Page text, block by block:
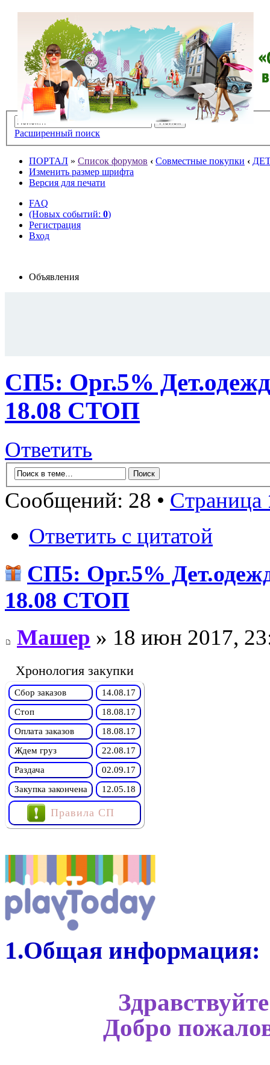
Расширенный поиск
ПОРТАЛ » Список форумов ‹ Совместные покупки ‹
Изменить размер шрифта
Версия для печати
FAQ
(Новых событий: 0)
Регистрация
Вход
Объявления
СП5: Орг.5%
18.08 СТОП
Ответить
Сообщений: 28 • Страница
Ответить с цитатой
СП5: Орг.5%
18.08 СТОП
Машер » 18 июн 2017,
Хронология закупки
Сбор заказов
14.08.17
Стоп
18.08.17
Оплата заказов
18.08.17
Ждем груз
22.08.17
Раздача
02.09.17
Закупка закончена
12.05.18
Правила СП
1.Общая информация:
Добро